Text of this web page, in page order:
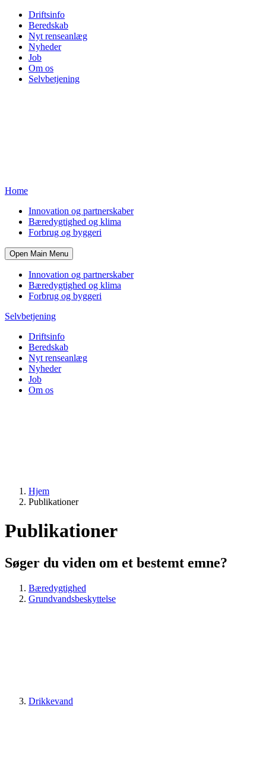
Driftsinfo
Beredskab
Nyt renseanlæg
Nyheder
Job
Om os
Selvbetjening
Home
Innovation og partnerskaber
Bæredygtighed og klima
Forbrug og byggeri
Open Main Menu
Innovation og partnerskaber
Bæredygtighed og klima
Forbrug og byggeri
Selvbetjening
Driftsinfo
Beredskab
Nyt renseanlæg
Nyheder
Job
Om os
Hjem
Publikationer
Publikationer
Søger du viden om et bestemt emne?
Bæredygtighed
Grundvandsbeskyttelse
Drikkevand